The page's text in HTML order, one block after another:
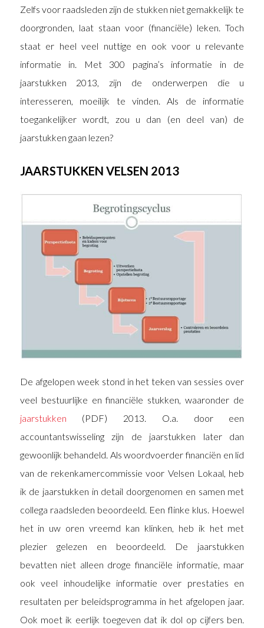
Zelfs voor raadsleden zijn de stukken niet gemakkelijk te
doorgronden, laat staan voor (financiële) leken. Toch
staat er heel veel nuttige en ook voor u relevante
informatie in. Met 300 pagina’s informatie in de
jaarstukken 2013, zijn de onderwerpen die u
interesseren, moeilijk te vinden. Als de informatie
toegankelijker wordt, zou u dan (en deel van) de
jaarstukken gaan lezen?
JAARSTUKKEN VELSEN 2013
De afgelopen week stond in het teken van sessies over
veel bestuurlijke en financiële stukken, waaronder de
jaarstukken (PDF) 2013. O.a. door een
accountantswisseling zijn de jaarstukken later dan
gewoonlijk behandeld. Als woordvoerder financiën en lid
van de rekenkamercommissie voor Velsen Lokaal, heb
ik de jaarstukken in detail doorgenomen en samen met
collega raadsleden beoordeeld. Een flinke klus. Hoewel
het in uw oren vreemd kan klinken, heb ik het met
plezier gelezen en beoordeeld. De jaarstukken
bevatten niet alleen droge financiële informatie, maar
ook veel inhoudelijke informatie over prestaties en
resultaten per beleidsprogramma in het afgelopen jaar.
Ook moet ik eerlijk toegeven dat ik dol op cijfers ben.